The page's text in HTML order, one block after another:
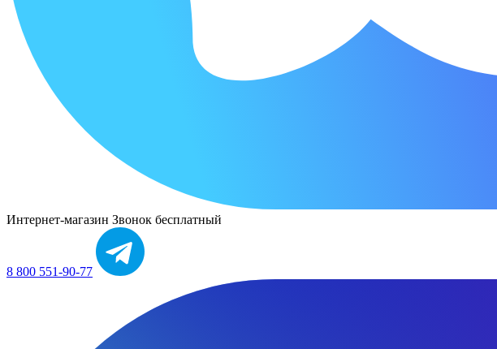
Интернет-магазин Звонок бесплатный
8 800 551-90-77